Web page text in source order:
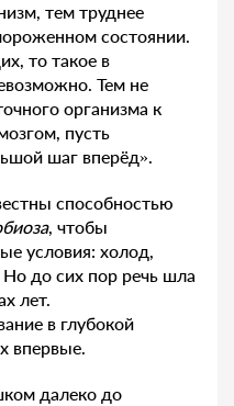
тем труднее
состоянии.
то такое в
Тем не
организма к
пусть
шаг вперёд».
способностью
, чтобы
условия: холод,
Но до сих пор речь шла
лет.
в глубокой
впервые.
далеко до